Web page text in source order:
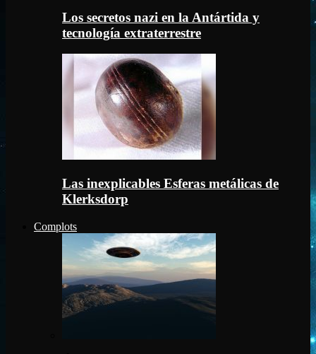
Los secretos nazi en la Antártida y
tecnología extraterrestre
Las inexplicables Esferas metálicas de
Klerksdorp
Complots